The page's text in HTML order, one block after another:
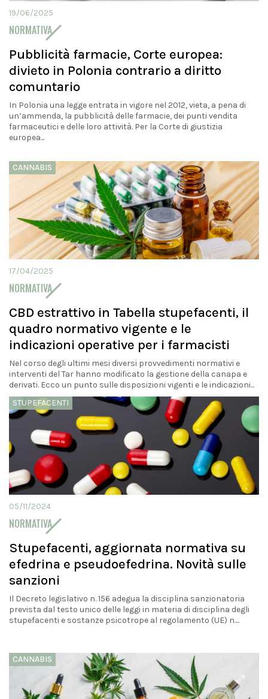
19/06/2025
NORMATIVA
Pubblicità farmacie, Corte europea:
divieto in Polonia contrario a diritto
comuntario
In Polonia una legge entrata in vigore nel 2012, vieta, a pena di
un’ammenda, la pubblicità delle farmacie, dei punti vendita
farmaceutici e delle loro attività. Per la Corte di giustizia
europea...
CANNABIS
17/04/2025
NORMATIVA
CBD estrattivo in Tabella stupefacenti, il
quadro normativo vigente e le
indicazioni operative per i farmacisti
Nel corso degli ultimi mesi diversi provvedimenti normativi e
interventi del Tar hanno modificato la gestione della canapa e
derivati. Ecco un punto sulle disposizioni vigenti e le indicazioni...
STUPEFACENTI
05/11/2024
NORMATIVA
Stupefacenti, aggiornata normativa su
efedrina e pseudoefedrina. Novità sulle
sanzioni
Il Decreto legislativo n. 156 adegua la disciplina sanzionatoria
prevista dal testo unico delle leggi in materia di disciplina degli
stupefacenti e sostanze psicotrope al regolamento (UE) n....
CANNABIS